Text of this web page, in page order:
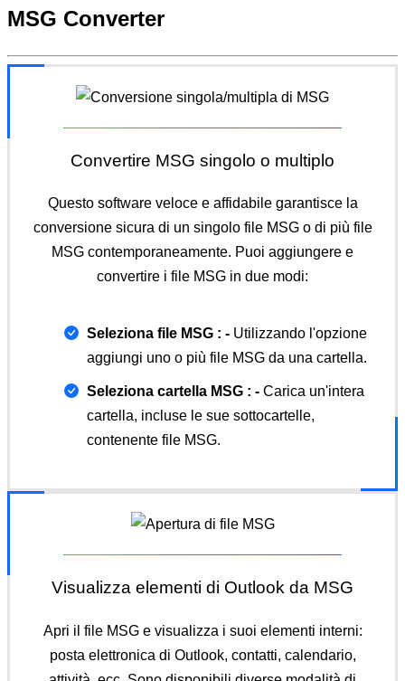
MSG Converter
Convertire MSG singolo o multiplo
Questo software veloce e affidabile garantisce la
conversione sicura di un singolo file MSG o di più file
MSG contemporaneamente. Puoi aggiungere e
convertire i file MSG in due modi:
Seleziona file MSG : - Utilizzando l'opzione
aggiungi uno o più file MSG da una cartella.
Seleziona cartella MSG : - Carica un'intera
cartella, incluse le sue sottocartelle,
contenente file MSG.
Visualizza elementi di Outlook da MSG
Apri il file MSG e visualizza i suoi elementi interni:
posta elettronica di Outlook, contatti, calendario,